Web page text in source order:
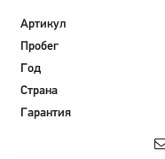
Артикул
Пробег
Год
Страна
Гарантия